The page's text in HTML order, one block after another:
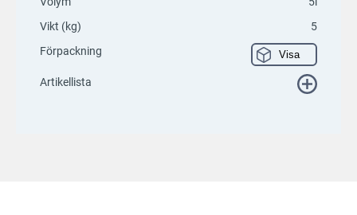
Vikt (kg)
5
Förpackning
Visa
Artikellista